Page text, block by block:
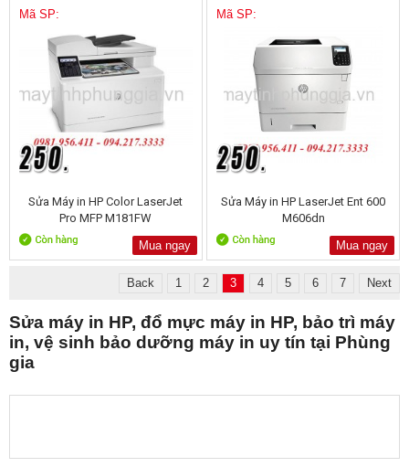
Mã SP:
Sửa Máy in HP Color LaserJet
Pro MFP M181FW
Mua ngay
Mã SP:
Sửa Máy in HP LaserJet Ent 600
M606dn
Mua ngay
Back 1 2 3 4 5 6 7 Next
Sửa máy in HP, đổ mực máy in HP, bảo trì máy
in, vệ sinh bảo dưỡng máy in uy tín tại Phùng
gia